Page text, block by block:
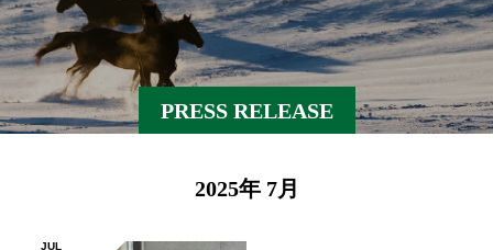
PRESS RELEASE
2025年 7月
JUL